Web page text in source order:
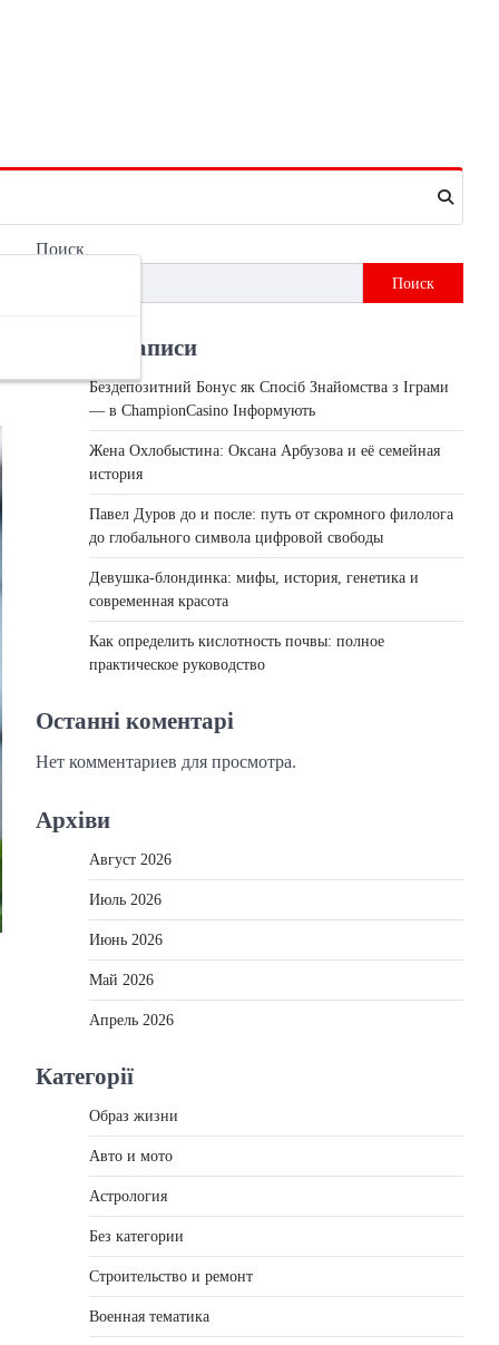
Поиск
Поиск
Недавні записи
Бездепозитний Бонус як Спосіб Знайомства з Іграми
— в ChampionCasino Інформують
Жена Охлобыстина: Оксана Арбузова и её семейная
история
Павел Дуров до и после: путь от скромного филолога
до глобального символа цифровой свободы
Девушка-блондинка: мифы, история, генетика и
современная красота
Как определить кислотность почвы: полное
практическое руководство
Останні коментарі
Нет комментариев для просмотра.
Архіви
Август 2026
Июль 2026
Июнь 2026
Май 2026
Апрель 2026
Категорії
Образ жизни
Авто и мото
Астрология
Без категории
Строительство и ремонт
Военная тематика